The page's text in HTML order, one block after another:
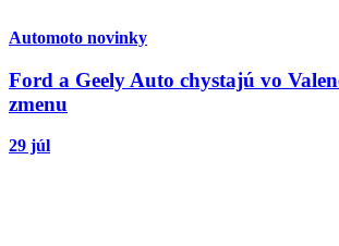
Automoto novinky
Ford a Geely Auto chystajú vo
zmenu
29 júl